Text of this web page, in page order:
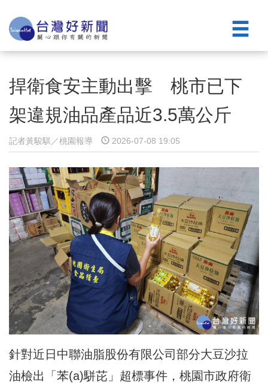
捍衛食安主動出擊 桃市已下
架違規油品產品近3.5萬公斤
記者黃駿騏／桃園報導 2026-07-08 19:05
針對近日中聯油脂股份有限公司部分大豆沙拉
油檢出「苯(a)駢芘」超標事件，桃園市政府衛